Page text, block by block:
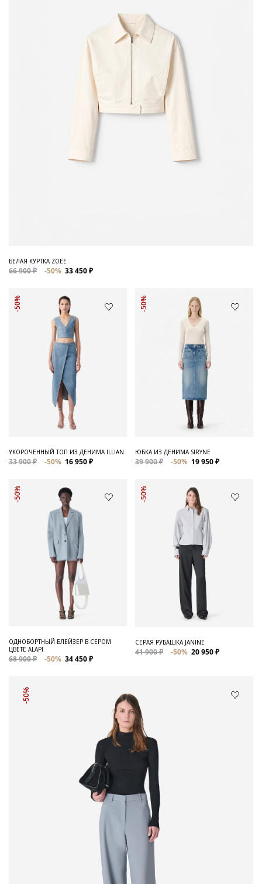
БЕЛАЯ КУРТКА ZOEE
66 900 ₽ -50% 33 450 ₽
-50%
УКОРОЧЕННЫЙ ТОП ИЗ ДЕНИМА ILLIAN
33 900 ₽ -50% 16 950 ₽
-50%
ЮБКА ИЗ ДЕНИМА SIRYNE
39 900 ₽ -50% 19 950 ₽
-50%
ОДНОБОРТНЫЙ БЛЕЙЗЕР В СЕРОМ
ЦВЕТЕ ALAPI
68 900 ₽ -50% 34 450 ₽
-50%
СЕРАЯ РУБАШКА JANINE
41 900 ₽ -50% 20 950 ₽
-50%